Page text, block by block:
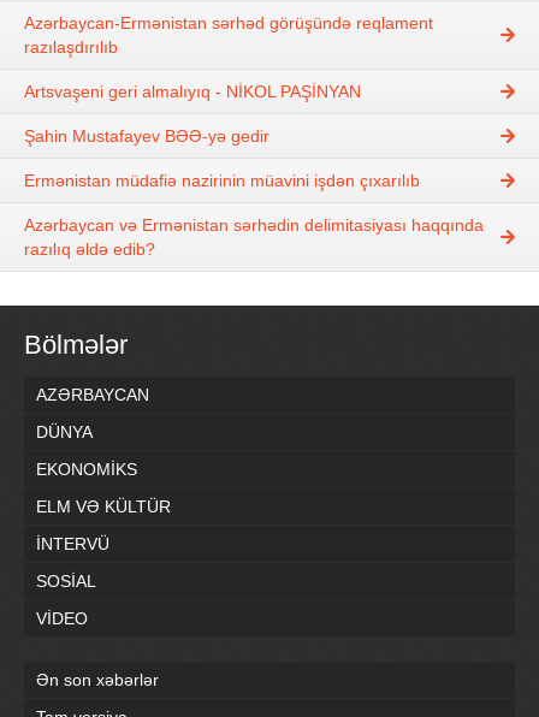
Azərbaycan-Ermənistan sərhəd görüşündə reqlament
razılaşdırılıb
Artsvaşeni geri almalıyıq - NİKOL PAŞİNYAN
Şahin Mustafayev BƏƏ-yə gedir
Ermənistan müdafiə nazirinin müavini işdən çıxarılıb
Azərbaycan və Ermənistan sərhədin delimitasiyası haqqında
razılıq əldə edib?
Bölmələr
AZƏRBAYCAN
DÜNYA
EKONOMİKS
ELM VƏ KÜLTÜR
İNTERVÜ
SOSİAL
VİDEO
Ən son xəbərlər